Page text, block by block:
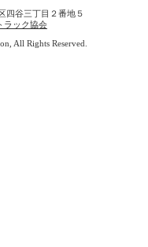
谷三丁目２番地５
ラック協会
All Rights Reserved.